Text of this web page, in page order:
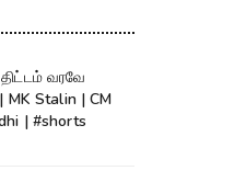
வரவே
| #shorts